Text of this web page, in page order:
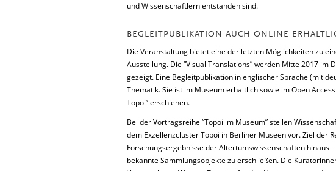
und Wissenschaftlern entstanden sind.
BEGLEITPUBLIKATION AUCH ONLINE
Die Veranstaltung bietet eine der letzten Möglichkeiten zu
Ausstellung. Die “Visual Translations” werden Mitte 2017
gezeigt. Eine Begleitpublikation in englischer Sprache (mit
Thematik. Sie ist im Museum erhältlich sowie im Open
Topoi” erschienen.
Bei der Vortragsreihe “Topoi im Museum” stellen
dem Exzellenzcluster Topoi in Berliner Museen vor. Ziel der
Forschungsergebnisse der Altertumswissenschaften hinaus
bekannte Sammlungsobjekte zu erschließen. Die